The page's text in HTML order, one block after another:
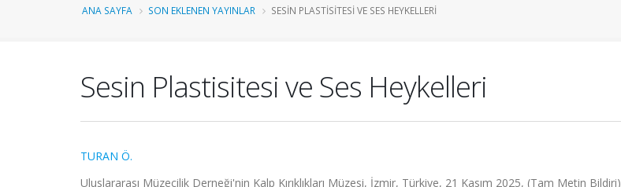
ANA SAYFA SON EKLENEN YAYINLAR SESIN PLASTISITESI VE SES HEYKELLERI
Sesin Plastisitesi ve Ses Heykelleri
TURAN Ö.
Uluslararası Müzecilik Derneği'nin Kalp Kırıklıkları Müzesi, İzmir, Türkiye, 21 Kasım 2025, (Tam Metin Bildiri)